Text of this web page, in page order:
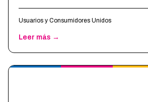
Nulida
Usuarios y Consumidores Unidos
Leer más →